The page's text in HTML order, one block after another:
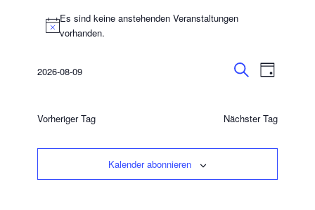
für
August
Hinweis
Es sind keine anstehenden Veranstaltungen
vorhanden.
und
Tag
2026-08-09
Vorheriger Tag Nächster Tag
Kalender abonnieren